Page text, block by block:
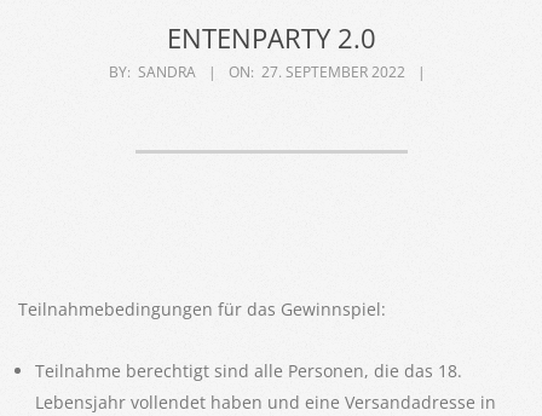
ENTENPARTY 2.0
BY: SANDRA ON: 27. SEPTEMBER 2022
Teilnahmebedingungen für das Gewinnspiel:
Teilnahme berechtigt sind alle Personen, die das 18.
Lebensjahr vollendet haben und eine Versandadresse in